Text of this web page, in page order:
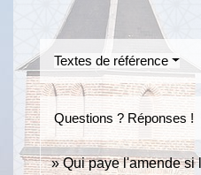
Textes de référence
Questions ? Réponses !
Qui paye l'amende si